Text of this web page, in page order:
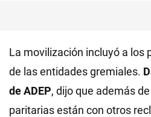
La movilización incluyó a los
de las entidades gremiales.
de ADEP, dijo que además
paritarias están con otros